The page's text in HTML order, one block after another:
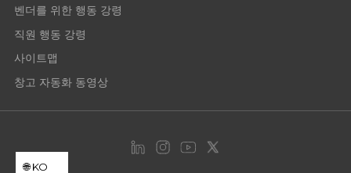
벤더를 위한 행동 강령
직원 행동 강령
사이트맵
창고 자동화 동영상
KO